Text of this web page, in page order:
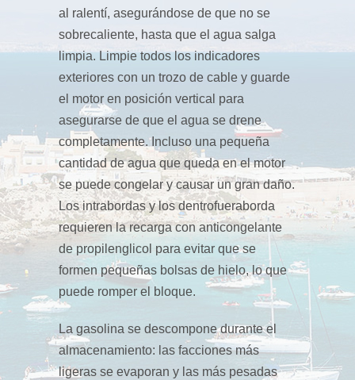
al ralentí, asegurándose de que no se
sobrecaliente, hasta que el agua salga
limpia. Limpie todos los indicadores
exteriores con un trozo de cable y guarde
el motor en posición vertical para
asegurarse de que el agua se drene
completamente. Incluso una pequeña
cantidad de agua que queda en el motor
se puede congelar y causar un gran daño.
Los intrabordas y los dentrofueraborda
requieren la recarga con anticongelante
de propilenglicol para evitar que se
formen pequeñas bolsas de hielo, lo que
puede romper el bloque.
La gasolina se descompone durante el
almacenamiento: las facciones más
ligeras se evaporan y las más pesadas